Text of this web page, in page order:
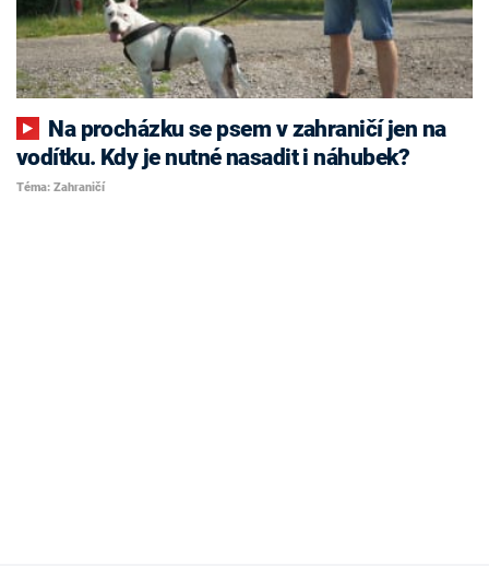
vodítku. Kdy je nutné nasadit i náhubek?
Téma: Zahraničí